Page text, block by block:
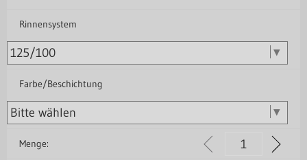
Rinnensystem
Farbe/Beschichtung
Menge: